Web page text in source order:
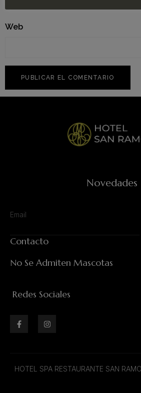
Web
Novedades
Contacto
No Se Admiten Mascotas
Redes Sociales
HOTEL SPA RESTAURANTE SAN